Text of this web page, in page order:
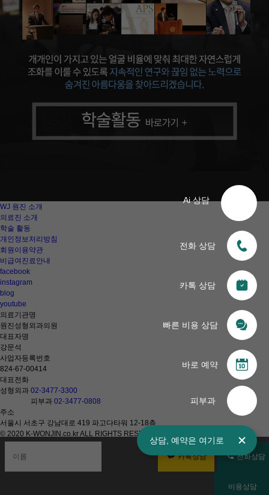
전화상담
카톡상담
비용상담
Ai 상담
전화 상담
카톡 상담
빠른 비용 상담
바로 예약
피부과
상담, 예약은 여기로
WJ 원진 소개
의료진 소개
학술 활동
개인정보처리방침
회원이용약관
비급여진료안내
facebook
instagram
blog
youtube
의료기관명
원진성형외과의원
대표자명
강문석
사업자등록번호
824-67-00414
대표전화
성형외과 02-3477-3300
피부과 02-3477-0808
주소
서울시 서초구 강남대로 419 파고다타워 12-18층
© 2020 K-WONJIN.co.kr ALL RIGHTS RESERVED
KOR